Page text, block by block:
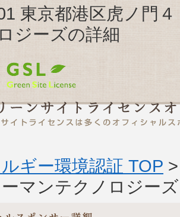
東京都港区虎ノ門
ジーズの詳細
ギー環境認証 TOP
マンテクノロジー